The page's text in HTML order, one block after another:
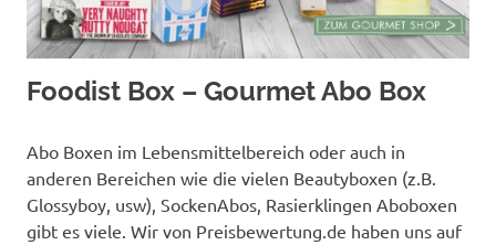
Foodist Box – Gourmet Abo Box
Abo Boxen im Lebensmittelbereich oder auch in
anderen Bereichen wie die vielen Beautyboxen (z.B.
Glossyboy, usw), SockenAbos, Rasierklingen Aboboxen
gibt es viele. Wir von Preisbewertung.de haben uns auf